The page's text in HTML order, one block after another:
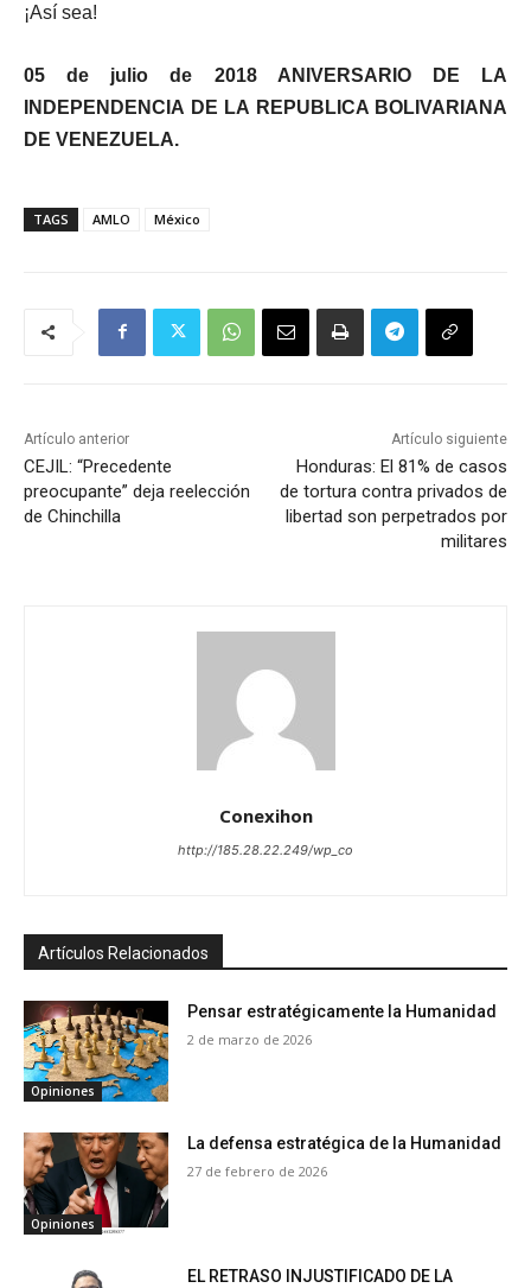
¡Así sea!
05 de julio de 2018 ANIVERSARIO DE LA
INDEPENDENCIA DE LA REPUBLICA BOLIVARIANA
DE VENEZUELA.
TAGS AMLO México
Artículo anterior
CEJIL: “Precedente
preocupante” deja reelección
de Chinchilla
Artículo siguiente
Honduras: El 81% de casos
de tortura contra privados de
libertad son perpetrados por
militares
Conexihon
http://185.28.22.249/wp_co
Artículos Relacionados
Opiniones
Pensar estratégicamente la Humanidad
2 de marzo de 2026
Opiniones
La defensa estratégica de la Humanidad
27 de febrero de 2026
EL RETRASO INJUSTIFICADO DE LA